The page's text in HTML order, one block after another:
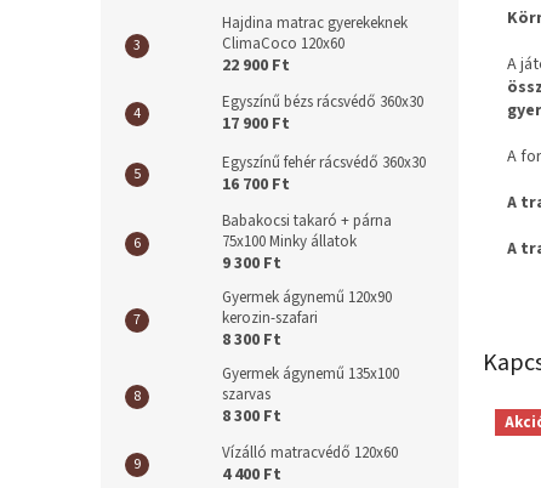
Hajdina matrac gyerekeknek
ClimaCoco 120x60
22 900 Ft
Egyszínű bézs rácsvédő 360x30
17 900 Ft
Egyszínű fehér rácsvédő 360x30
16 700 Ft
Babakocsi takaró + párna
75x100 Minky állatok
9 300 Ft
Gyermek ágynemű 120x90
kerozin-szafari
8 300 Ft
Gyermek ágynemű 135x100
szarvas
8 300 Ft
Vízálló matracvédő 120x60
4 400 Ft
A
A
A
A